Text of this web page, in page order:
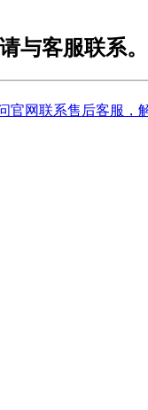
与客服联系。
官网联系售后客服，